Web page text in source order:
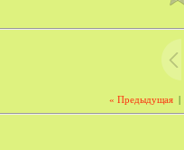
« Предыдущая |